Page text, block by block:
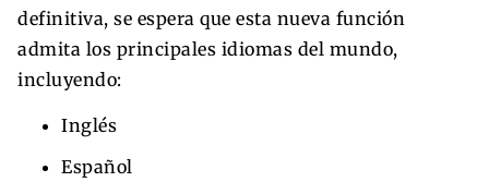
definitiva, se espera que esta nueva función
admita los principales idiomas del mundo,
incluyendo:
Inglés
Español